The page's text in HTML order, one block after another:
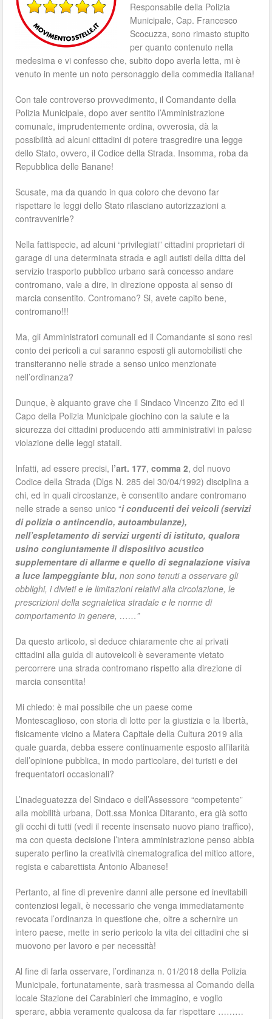
Responsabile della Polizia
Municipale, Cap. Francesco
Scocuzza, sono rimasto stupito
per quanto contenuto nella
medesima e vi confesso che, subito dopo averla letta, mi è
venuto in mente un noto personaggio della commedia italiana!
Con tale controverso provvedimento, il Comandante della
Polizia Municipale, dopo aver sentito l’Amministrazione
comunale, imprudentemente ordina, ovverosia, dà la
possibilità ad alcuni cittadini di potere trasgredire una legge
dello Stato, ovvero, il Codice della Strada. Insomma, roba da
Repubblica delle Banane!
Scusate, ma da quando in qua coloro che devono far
rispettare le leggi dello Stato rilasciano autorizzazioni a
contravvenirle?
Nella fattispecie, ad alcuni “privilegiati” cittadini proprietari di
garage di una determinata strada e agli autisti della ditta del
servizio trasporto pubblico urbano sarà concesso andare
contromano, vale a dire, in direzione opposta al senso di
marcia consentito. Contromano? Si, avete capito bene,
contromano!!!
Ma, gli Amministratori comunali ed il Comandante si sono resi
conto dei pericoli a cui saranno esposti gli automobilisti che
transiteranno nelle strade a senso unico menzionate
nell’ordinanza?
Dunque, è alquanto grave che il Sindaco Vincenzo Zito ed il
Capo della Polizia Municipale giochino con la salute e la
sicurezza dei cittadini producendo atti amministrativi in palese
violazione delle leggi statali.
Infatti, ad essere precisi, l’art. 177,comma 2, del nuovo
Codice della Strada (Dlgs N. 285 del 30/04/1992) disciplina a
chi, ed in quali circostanze, è consentito andare contromano
nelle strade a senso unico “i conducenti dei veicoli (servizi
di polizia o antincendio, autoambulanze),
nell’espletamento di servizi urgenti di istituto, qualora
usino congiuntamente il dispositivo acustico
supplementare di allarme e quello di segnalazione visiva
a luce lampeggiante blu,non sono tenuti a osservare gli
obblighi, i divieti e le limitazioni relativi alla circolazione, le
prescrizioni della segnaletica stradale e le norme di
comportamento in genere, ……”
Da questo articolo, si deduce chiaramente che ai privati
cittadini alla guida di autoveicoli è severamente vietato
percorrere una strada contromano rispetto alla direzione di
marcia consentita!
Mi chiedo: è mai possibile che un paese come
Montescaglioso, con storia di lotte per la giustizia e la libertà,
fisicamente vicino a Matera Capitale della Cultura 2019 alla
quale guarda, debba essere continuamente esposto all’ilarità
dell’opinione pubblica, in modo particolare, dei turisti e dei
frequentatori occasionali?
L’inadeguatezza del Sindaco e dell’Assessore “competente”
alla mobilità urbana, Dott.ssa Monica Ditaranto, era già sotto
gli occhi di tutti (vedi il recente insensato nuovo piano traffico),
ma con questa decisione l’intera amministrazione penso abbia
superato perfino la creatività cinematografica del mitico attore,
regista e cabarettista Antonio Albanese!
Pertanto, al fine di prevenire danni alle persone ed inevitabili
contenziosi legali, è necessario che venga immediatamente
revocata l’ordinanza in questione che, oltre a schernire un
intero paese, mette in serio pericolo la vita dei cittadini che si
muovono per lavoro e per necessità!
Al fine di farla osservare, l’ordinanza n. 01/2018 della Polizia
Municipale, fortunatamente, sarà trasmessa al Comando della
locale Stazione dei Carabinieri che immagino, e voglio
sperare, abbia veramente qualcosa da far rispettare ………